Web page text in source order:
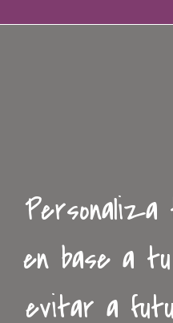
Personaliza
en base a
evitar a